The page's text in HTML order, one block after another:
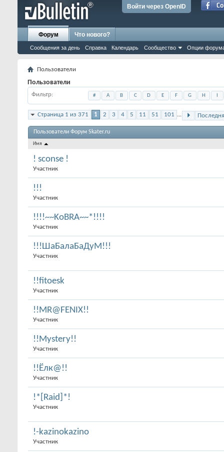
Войти через OpenID
Форум
Сообщения за день Справка Календарь Сообщество Опции
Что нового?
Пользователи
Пользователи
Фильтр # A B C D E F G H
Страница 1 из 371 1 2 3 4 5 11 51 101 ...
Пользователи Форум Skater.ru
Имя
! sconse !
Участник
!!!
Участник
!!!!~~KoBRA~~*!!!!
Участник
!!!ШаБалаБаДуМ!!!
Участник
!!fitoesk
Участник
!!MR@FENIX!!
Участник
!!Mystery!!
Участник
!!Ёлк@!!
Участник
!*[Raid]*!
Участник
!-kazinokazino
Участник